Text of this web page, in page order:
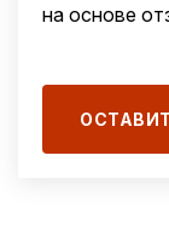
на основе